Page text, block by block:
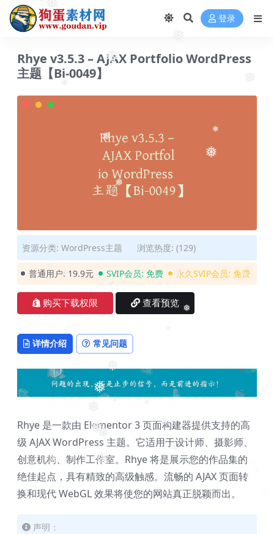
❅
❅
❅
❅
❅
❅
❅
❅
❅
❅
❅
❅
❅
❅
❅
❅
❅
❅
❅ 登录
Rhye v3.5.3 – AJAX Portfolio WordPress
主题【Bi-0049】
资源分类: WordPress主题 浏览热度: (129)
普通用户: 19.9元 SVIP会员: 免费 永久SVIP会员: 免费
购买下载权限 查看预览
详情介绍 常见问题
Rhye 是一款由 Elementor 3 页面构建器提供支持的高
级 AJAX WordPress 主题。它适用于设计师、摄影师、
创意机构、制作工作室。Rhye 将是展示您的作品集的
绝佳起点，具有精致的高级触感。流畅的 AJAX 页面转
换和现代 WebGL 效果将使您的网站真正脱颖而出。
声明：